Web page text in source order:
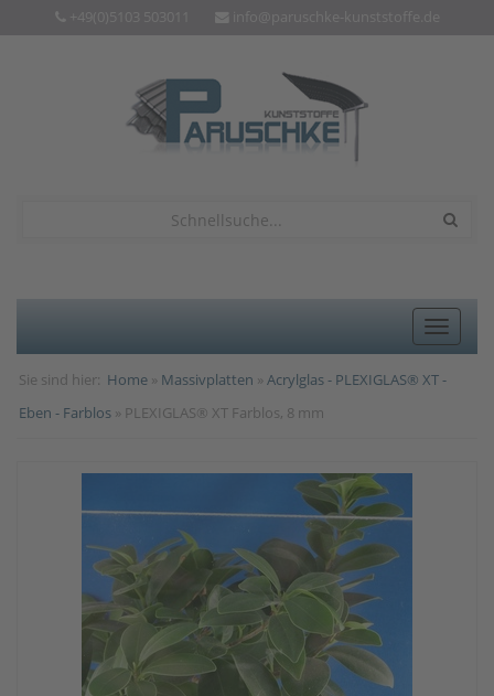
+49(0)5103 503011 info@paruschke-kunststoffe.de
Toggle
Sie sind hier: Home » Massivplatten »Acrylglas - PLEXIGLAS® XT -
Eben - Farblos » PLEXIGLAS® XT Farblos, 8 mm